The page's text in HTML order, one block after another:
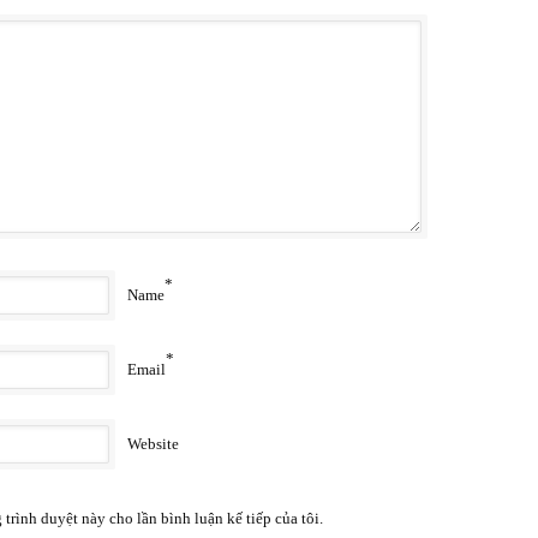
Name
*
Email
*
Website
duyệt này cho lần bình luận kế tiếp của tôi.